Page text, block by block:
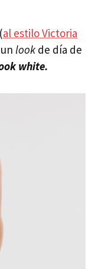
al estilo Victoria
look de día de
white.